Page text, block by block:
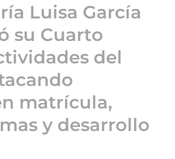
Luisa García
su Cuarto
del
matrícula,
y desarrollo